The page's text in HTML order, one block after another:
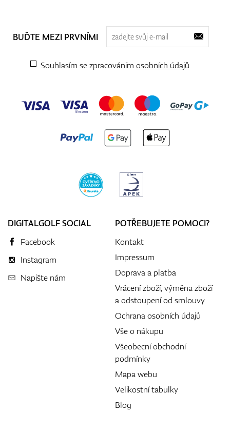
BUĎTE MEZI PRVNÍMI
Souhlasím se zpracováním osobních údajů
DIGITALGOLF SOCIAL
Facebook
Instagram
Napište nám
POTŘEBUJETE POMOCI?
Kontakt
Impressum
Doprava a platba
Vrácení zboží, výměna zboží
a odstoupení od smlouvy
Ochrana osobních údajů
Vše o nákupu
Všeobecní obchodní
podmínky
Mapa webu
Velikostní tabulky
Blog